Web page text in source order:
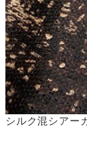
シルク混シアー